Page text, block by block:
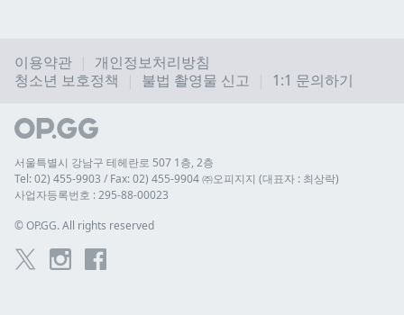
이용약관
개인정보처리방침
청소년 보호정책
불법 촬영물 신고 1:1 문의하기
서울특별시 강남구 테헤란로 507 1층, 2층
Tel: 02) 455-9903 / Fax: 02) 455-9904 ㈜오피지지 (대표자 : 최상락)
사업자등록번호 : 295-88-00023
© OP.GG. All rights reserved